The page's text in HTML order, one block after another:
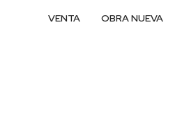
OBRA NUEVA
VENTA